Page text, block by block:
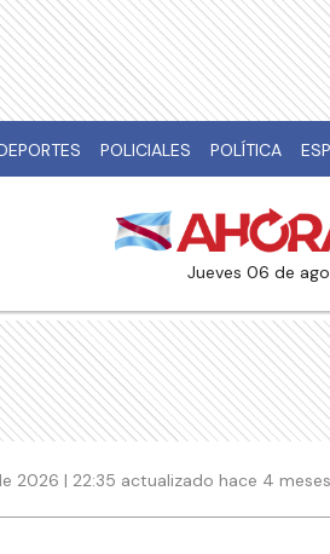
POLICIALES POLÍTICA
jueves 06 de
2026 | 22:35 actualizado hace 4 meses